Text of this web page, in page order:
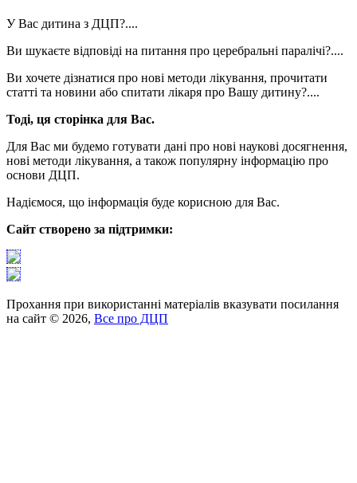
У Вас дитина з ДЦП?....
Ви шукаєте відповіді на питання про церебральні паралічі?....
Ви хочете дізнатися про нові методи лікування, прочитати
статті та новини або спитати лікаря про Вашу дитину?....
Тоді, ця сторінка для Вас.
Для Вас ми будемо готувати дані про нові наукові досягнення,
нові методи лікування, а також популярну інформацію про
основи ДЦП.
Надіємося, що інформація буде корисною для Вас.
Сайт створено за підтримки:
Прохання при використанні матеріалів вказувати посилання
на сайт © 2026, Все про ДЦП